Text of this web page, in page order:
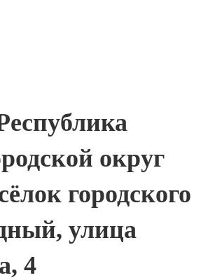
округ
городского
улица
4